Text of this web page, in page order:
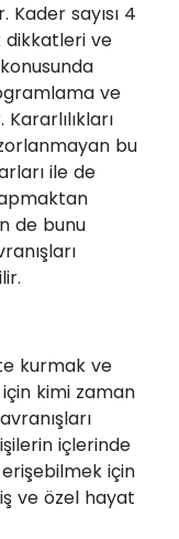
Kader sayısı 4
dikkatleri ve
ve
bu
ile de
de bunu
kurmak ve
kimi zaman
içlerinde
için
ve özel hayat